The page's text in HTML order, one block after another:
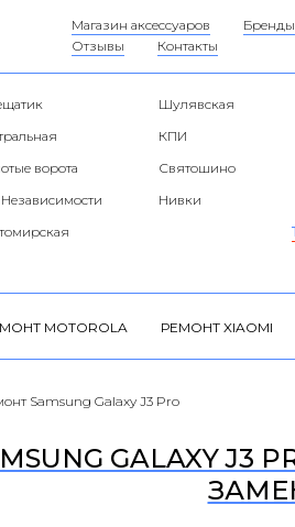
Магазин аксессуаров Бренды
Отзывы
Контакты
Шулявская
КПИ
ворота
Святошино
Нивки
MOTOROLA РЕМОНТ XIAOMI
Samsung Galaxy J3 Pro
GALAXY